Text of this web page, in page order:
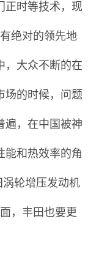
正时等技术，现
绝对的领先地
，大众不断的在
场的时候，问题
遍，在中国被神
能和热效率的角
涡轮增压发动机
，丰田也要更